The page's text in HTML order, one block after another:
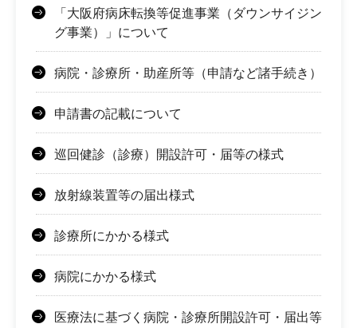
「大阪府病床転換等促進事業（ダウンサイジン
グ事業）」について
病院・診療所・助産所等（申請など諸手続き）
申請書の記載について
巡回健診（診療）開設許可・届等の様式
放射線装置等の届出様式
診療所にかかる様式
病院にかかる様式
医療法に基づく病院・診療所開設許可・届出等